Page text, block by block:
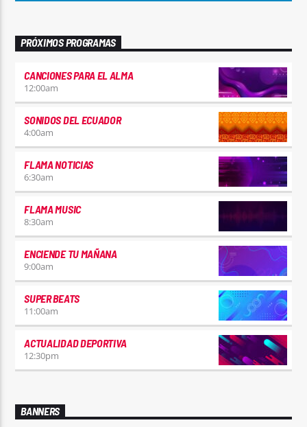
PRÓXIMOS PROGRAMAS
CANCIONES PARA EL ALMA
12:00am
SONIDOS DEL ECUADOR
4:00am
FLAMA NOTICIAS
6:30am
FLAMA MUSIC
8:30am
ENCIENDE TU MAÑANA
9:00am
SUPER BEATS
11:00am
ACTUALIDAD DEPORTIVA
12:30pm
BANNERS